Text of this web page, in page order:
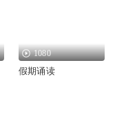
1080
假期诵读